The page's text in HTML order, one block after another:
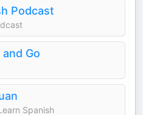
Podcast
Go
Spanish